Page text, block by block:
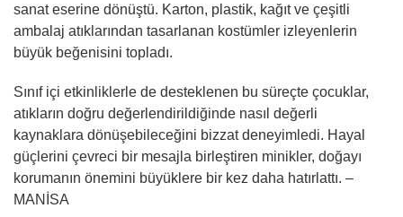
sanat eserine dönüştü. Karton, plastik, kağıt ve çeşitli
ambalaj atıklarından tasarlanan kostümler izleyenlerin
büyük beğenisini topladı.
Sınıf içi etkinliklerle de desteklenen bu süreçte çocuklar,
atıkların doğru değerlendirildiğinde nasıl değerli
kaynaklara dönüşebileceğini bizzat deneyimledi. Hayal
güçlerini çevreci bir mesajla birleştiren minikler, doğayı
korumanın önemini büyüklere bir kez daha hatırlattı. –
MANİSA